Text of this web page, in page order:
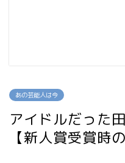
あの芸能人は今
アイドルだった
【新人賞受賞時